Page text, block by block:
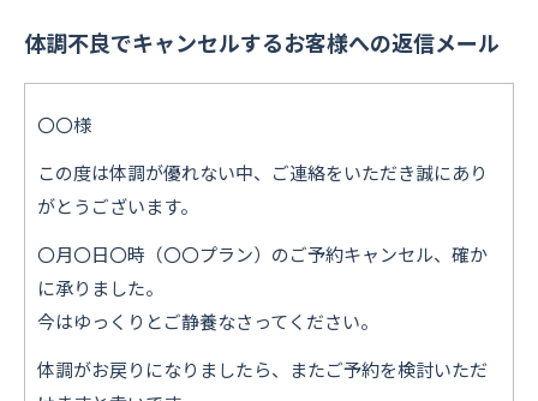
体調不良でキャンセルするお客様への返信メール
〇〇様
この度は体調が優れない中、ご連絡をいただき誠にあり
がとうございます。
〇月〇日〇時（〇〇プラン）のご予約キャンセル、確か
に承りました。
今はゆっくりとご静養なさってください。
体調がお戻りになりましたら、またご予約を検討いただ